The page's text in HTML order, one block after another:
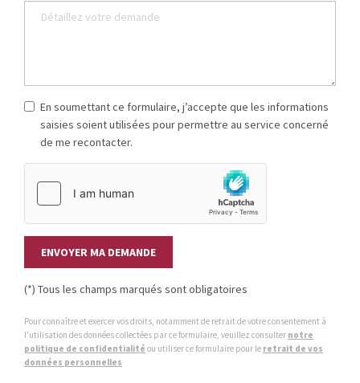
En soumettant ce formulaire, j’accepte que les informations
saisies soient utilisées pour permettre au service concerné
de me recontacter.
ENVOYER MA DEMANDE
(*) Tous les champs marqués sont obligatoires
Pour connaître et exercer vos droits, notamment de retrait de votre consentement à
l'utilisation des données collectées par ce formulaire, veuillez consulter notre
politique de confidentialité ou utiliser ce formulaire pour le retrait de vos
données personnelles